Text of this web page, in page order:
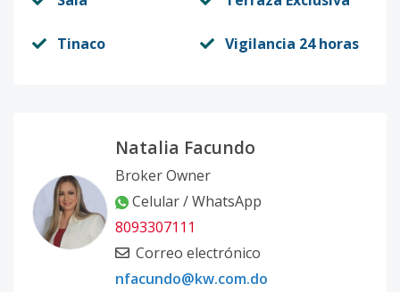
Tinaco Vigilancia 24 horas
Natalia Facundo
Broker Owner
Celular / WhatsApp
8093307111
Correo electrónico
nfacundo@kw.com.do